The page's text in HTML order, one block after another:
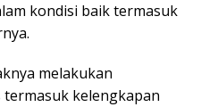
kondisi baik termasuk
melakukan
kelengkapan